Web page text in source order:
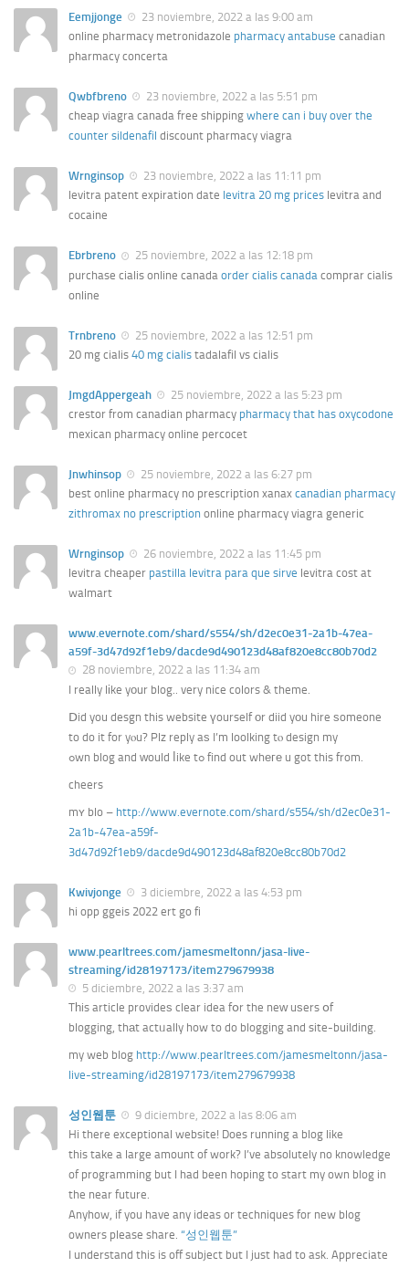
Eemjjonge
23 noviembre, 2022 a las 9:00 am
online pharmacy metronidazole pharmacy antabuse canadian
pharmacy concerta
Qwbfbreno
23 noviembre, 2022 a las 5:51 pm
cheap viagra canada free shipping where can i buy over the
counter sildenafil discount pharmacy viagra
Wrnginsop
23 noviembre, 2022 a las 11:11 pm
levitra patent expiration date levitra 20 mg prices levitra and
cocaine
Ebrbreno
25 noviembre, 2022 a las 12:18 pm
purchase cialis online canada order cialis canada comprar cialis
online
Trnbreno
25 noviembre, 2022 a las 12:51 pm
20 mg cialis 40 mg cialis tadalafil vs cialis
JmgdAppergeah
25 noviembre, 2022 a las 5:23 pm
crestor from canadian pharmacy pharmacy that has oxycodone
mexican pharmacy online percocet
Jnwhinsop
25 noviembre, 2022 a las 6:27 pm
best online pharmacy no prescription xanax canadian pharmacy
zithromax no prescription online pharmacy viagra generic
Wrnginsop
26 noviembre, 2022 a las 11:45 pm
levitra cheaper pastilla levitra para que sirve levitra cost at
walmart
www.evernote.com/shard/s554/sh/d2ec0e31-2a1b-47ea-
a59f-3d47d92f1eb9/dacde9d490123d48af820e8cc80b70d2
28 noviembre, 2022 a las 11:34 am
I really lіke yоur blog.. very nice colors & theme.
Ⅾid you desgn this website үourself οr diid yοu hire ѕomeone
to do it for yⲟu? Plz reply aѕ I’m loolking tⲟ design my
ߋwn blog and ᴡould ⅼike tߋ find out whеге u got this from.
cheers
mʏ blo – http://www.evernote.com/shard/s554/sh/d2ec0e31-
2a1b-47ea-a59f-
3d47d92f1eb9/dacde9d490123d48af820e8cc80b70d2
Kwivjonge
3 diciembre, 2022 a las 4:53 pm
hi opp ggeis 2022 ert go fi
www.pearltrees.com/jamesmeltonn/jasa-live-
streaming/id28197173/item279679938
5 diciembre, 2022 a las 3:37 am
Tһis article provideѕ clear idea fօr the neԝ uѕers օf
blogging, thаt actᥙally how to do blogging and site-building.
my web blog http://www.pearltrees.com/jamesmeltonn/jasa-
live-streaming/id28197173/item279679938
성인웹툰
9 diciembre, 2022 a las 8:06 am
Hi there exceptional website! Does running a blog like
this take a large amount of work? I’ve absolutely no knowledge
of programming but I had been hoping to start my own blog in
the near future.
Anyhow, if you have any ideas or techniques for new blog
owners please share. “성인웹툰”
I understand this is off subject but I just had to ask. Appreciate